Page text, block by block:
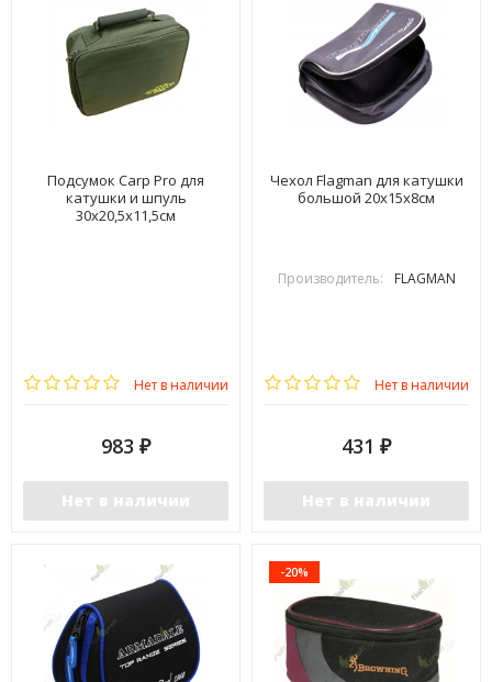
Подсумок Carp Pro для
катушки и шпуль
30х20,5х11,5см
Нет в наличии
983 ₽
Нет в наличии
Чехол Flagman для катушки
большой 20x15x8см
Производитель: FLAGMAN
Нет в наличии
431 ₽
Нет в наличии
-20%